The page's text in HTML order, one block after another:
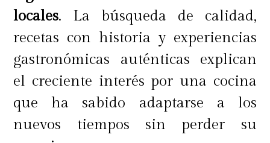
locales. La búsqueda de calidad,
recetas con historia y experiencias
gastronómicas auténticas explican
el creciente interés por una cocina
que ha sabido adaptarse a los
nuevos tiempos sin perder su